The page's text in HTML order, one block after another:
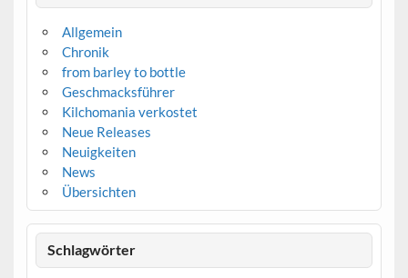
Allgemein
Chronik
from barley to bottle
Geschmacksführer
Kilchomania verkostet
Neue Releases
Neuigkeiten
News
Übersichten
Schlagwörter